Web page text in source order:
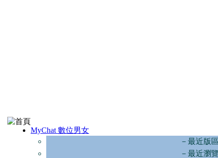
MyChat 數位男女
－最近版
－最近瀏